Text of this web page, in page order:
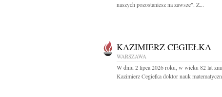
naszych pozostaniesz na zawsze". Z...
KAZIMIERZ CEGIEŁKA
WARSZAWA
W dniu 2 lipca 2026 roku, w wieku 82 lat
Kazimierz Cegiełka doktor nauk